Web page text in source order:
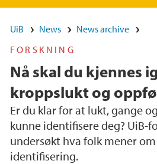
UiB News
News archive
FORSKNING
Nå skal du kjennes
kroppslukt og
Er du klar for at lukt, gange
kunne identifisere deg? UiB-
undersøkt hva folk mener
identifisering.